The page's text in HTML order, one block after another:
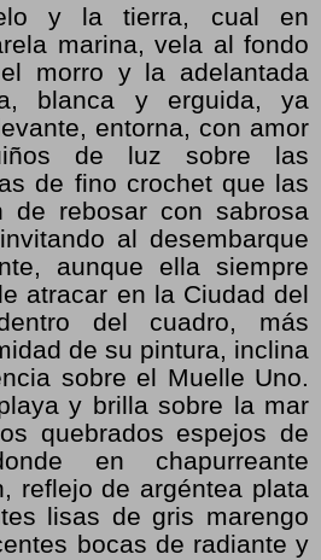
y la tierra, cual en
marina, vela al fondo
morro y la adelantada
blanca y erguida, ya
entorna, con amor
de luz sobre las
de fino crochet que las
de rebosar con sabrosa
al desembarque
aunque ella siempre
atracar en la Ciudad del
del cuadro, más
de su pintura, inclina
sobre el Muelle Uno.
y brilla sobre la mar
quebrados espejos de
en chapurreante
reflejo de argéntea plata
lisas de gris marengo
bocas de radiante y